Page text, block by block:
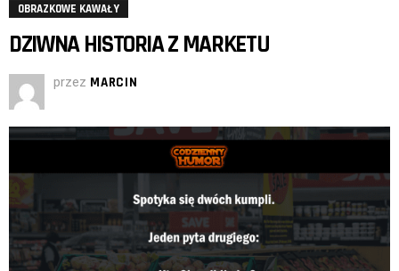
OBRAZKOWE KAWAŁY
DZIWNA HISTORIA Z MARKETU
przez MARCIN